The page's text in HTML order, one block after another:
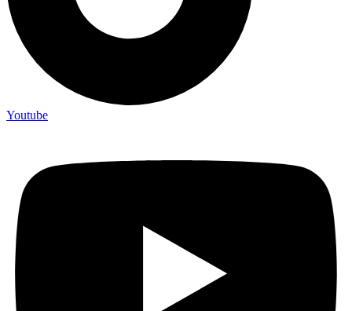
Youtube